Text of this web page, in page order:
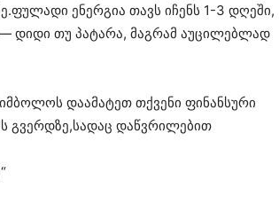
ენერგია თავს იჩენს 1-3 დღეში,
თუ პატარა, მაგრამ აუცილებლად
დაამატეთ თქვენი ფინანსური
გვერდზე,სადაც დაწვრილებით